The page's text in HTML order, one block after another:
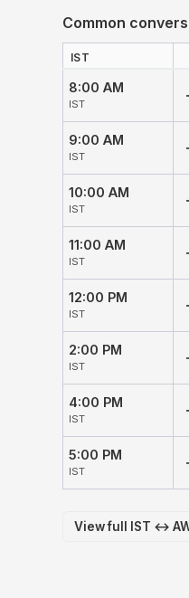
Common
IST
8:00 AM
IST
9:00 AM
IST
10:00 AM
IST
11:00 AM
IST
12:00 PM
IST
2:00 PM
IST
4:00 PM
IST
5:00 PM
IST
View full IST ↔